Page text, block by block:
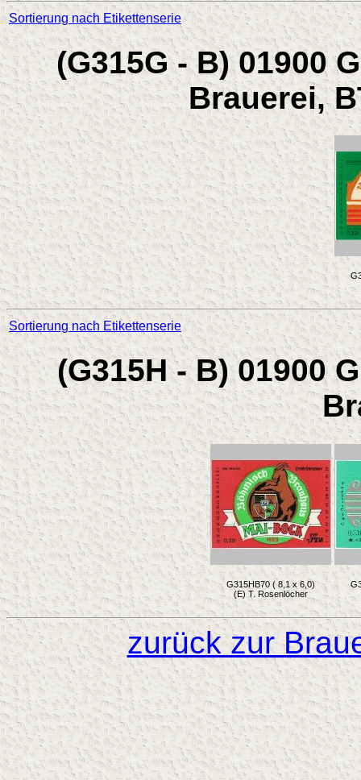
Sortierung nach Etikettenserie
(G315G - B) 01900
Brauerei,
Sortierung nach Etikettenserie
(G315H - B) 01900
G315HB70 ( 8,1 x 6,0)
(E) T. Rosenlöcher
zurück zur